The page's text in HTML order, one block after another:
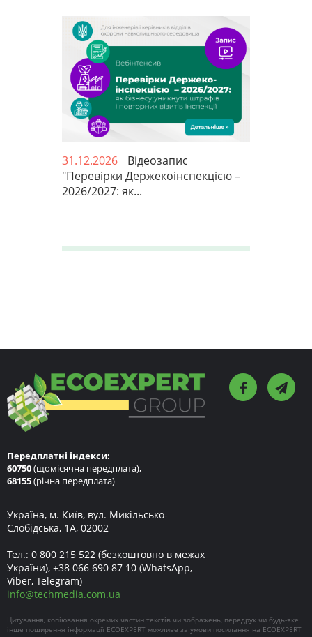
31.12.2026
Відеозапис
"Перевірки Держекоінспекцією –
2026/2027: як...
Передплатні індекси:
60750(щомісячна передплата),
68155(річна передплата)
Україна, м. Київ, вул. Микільсько-
Слобідська, 1А, 02002
Тел.: 0 800 215 522 (безкоштовно в межах
України), +38 066 690 87 10 (WhatsApp,
Viber, Telegram)
info@techmedia.com.ua
Цитування, копіювання окремих частин текстів чи зображень, передрук чи будь-яке
інше поширення інформації ECOEXPERT можливе за умови посилання на ECOEXPERT